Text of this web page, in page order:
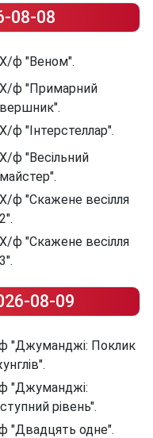
08-08
Х/ф "Веном".
Х/ф "Примарний
вершник".
Х/ф "Інтерстеллар".
Х/ф "Весільний
майстер".
Х/ф "Скажене весілля
2".
Х/ф "Скажене весілля
3".
08-09
"Джуманджі: Поклик
"Джуманджі:
рівень".
"Двадцять одне".